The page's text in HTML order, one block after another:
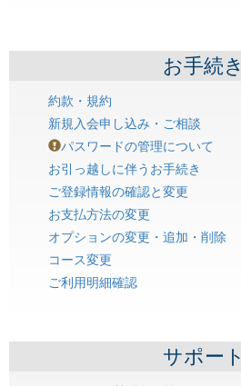
お手続き
約款・規約
新規入会申し込み・ご相談
パスワードの管理について
お引っ越しに伴うお手続き
ご登録情報の確認と変更
お支払方法の変更
オプションの変更・追加・削除
コース変更
ご利用明細確認
サポート